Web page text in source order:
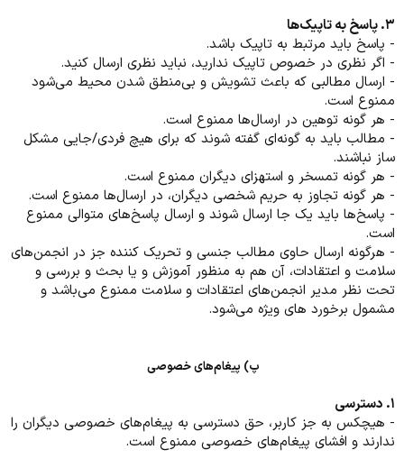
۳. پاسخ به تاپیک‌ها
- پاسخ باید مرتبط به تاپیک باشد.
- اگر نظری در خصوص تاپیک ندارید، نباید نظری ارسال کنید.
- ارسال مطالبی که باعث تشویش و بی‌منطق شدن محیط می‌شود
ممنوع است.
- هر گونه توهین در ارسال‌ها ممنوع است.
- مطالب باید به گونه‌ای گفته شوند که برای هیچ فردی/جایی مشکل
ساز نباشند.
- هر گونه تمسخر و استهزای دیگران ممنوع است.
- هر گونه تجاوز به حریم شخصی دیگران، در ارسال‌ها ممنوع است.
- پاسخ‌ها باید یک جا ارسال شوند و ارسال پاسخ‌های متوالی ممنوع
است.
- هرگونه ارسال حاوی مطالب جنسی و تحریک کننده جز در انجمن‌های
سلامت و اعتقادات، آن هم به منظور آموزش و یا بحث و بررسی و
تحت نظر مدیر انجمن‌های اعتقادات و سلامت ممنوع می‌باشد و
مشمول برخورد های ویژه می‌شود.
پ) پیغام‌های خصوصی
۱. دسترسی
- هیچکس به جز کاربر، حق دسترسی به پیغام‌های خصوصی دیگران را
ندارند و افشای پیغام‌های خصوصی ممنوع است.